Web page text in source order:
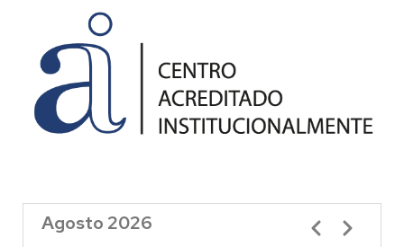
Agosto 2026 Paginación